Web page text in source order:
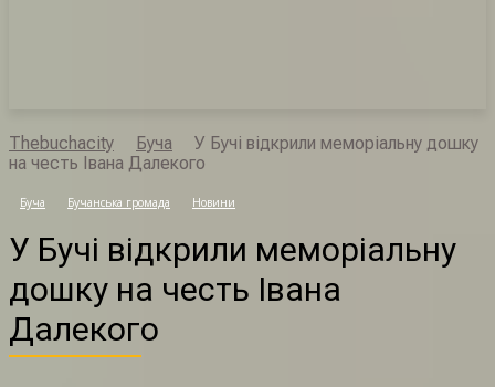
Thebuchacity Буча
У Бучі відкрили меморіальну дошку
на честь Івана Далекого
Буча Бучанська громада Новини
У Бучі відкрили меморіальну
дошку на честь Івана
Далекого